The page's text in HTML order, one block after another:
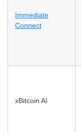
Immediate
Connect
xBitcoin AI